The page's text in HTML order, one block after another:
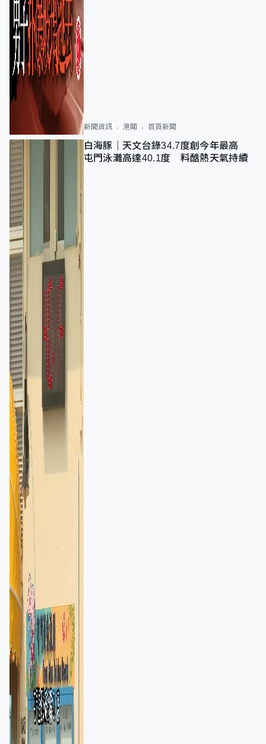
新聞資訊 港聞 首頁新聞
白海豚｜天文台錄34.7度創今年最高
屯門泳灘高達40.1度 料酷熱天氣持續